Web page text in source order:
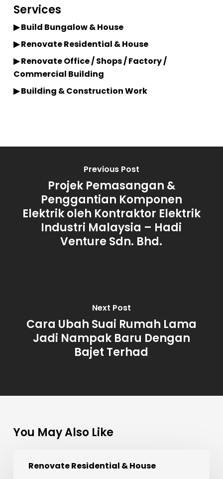
Services
▶ Build Bungalow & House
▶ Renovate Residential & House
▶ Renovate Office / Shops / Factory /
Commercial Building
▶ Building & Construction Work
Previous Post
Projek Pemasangan &
Penggantian Komponen
Elektrik oleh Kontraktor Elektrik
Industri Malaysia – Hadi
Venture Sdn. Bhd.
Next Post
Cara Ubah Suai Rumah Lama
Jadi Nampak Baru Dengan
Bajet Terhad
You May Also Like
Renovate Residential & House
Projek